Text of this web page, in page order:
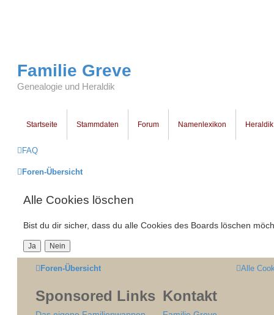
Familie Greve
Genealogie und Heraldik
Startseite Stammdaten Forum Namenlexikon Heraldik
FAQ
Foren-Übersicht
Alle Cookies löschen
Bist du dir sicher, dass du alle Cookies des Boards löschen
Foren-Übersicht Alle
Sponsored Links Kontakt